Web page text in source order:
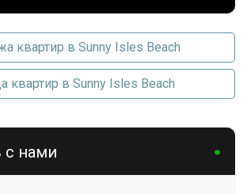
квартир в Sunny Isles Beach
квартир в Sunny Isles Beach
с нами